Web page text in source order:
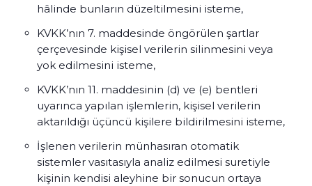
hâlinde bunların düzeltilmesini isteme,
KVKK’nın 7. maddesinde öngörülen şartlar
çerçevesinde kişisel verilerin silinmesini veya
yok edilmesini isteme,
KVKK’nın 11. maddesinin (d) ve (e) bentleri
uyarınca yapılan işlemlerin, kişisel verilerin
aktarıldığı üçüncü kişilere bildirilmesini isteme,
İşlenen verilerin münhasıran otomatik
sistemler vasıtasıyla analiz edilmesi suretiyle
kişinin kendisi aleyhine bir sonucun ortaya